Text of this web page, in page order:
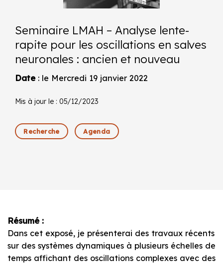
Seminaire LMAH – Analyse lente-
rapite pour les oscillations en salves
neuronales : ancien et nouveau
Date: le Mercredi 19 janvier 2022
Mis à jour le : 05/12/2023
Recherche Agenda
Résumé :
Dans cet exposé, je présenterai des travaux récents
sur des systèmes dynamiques à plusieurs échelles de
temps affichant des oscillations complexes avec des